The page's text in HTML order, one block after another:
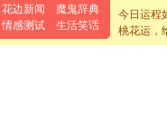
花边新闻
魔鬼辞典
情感测试
生活笑话
[元旦]当
泣，这痛
今日运程
桃花运，